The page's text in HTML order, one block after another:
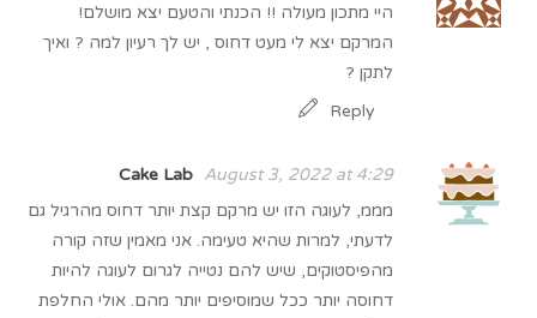
היי מתכון מעולה !! הכנתי והטעם יצא מושלם!
המרקם יצא לי מעט דחוס , יש לך רעיון למה ? ואיך
לתקן ?
Reply
Cake Lab
August 3, 2022 at 4:29
מממ, לעוגה הזו יש מרקם קצת יותר דחוס מהרגיל גם
לדעתי, למרות שהיא טעימה. אני מאמין שזה קורה
מהפיסטוקים, שיש להם נטייה לגרום לעוגה להיות
דחוסה יותר ככל שמוסיפים יותר מהם. אולי החלפת